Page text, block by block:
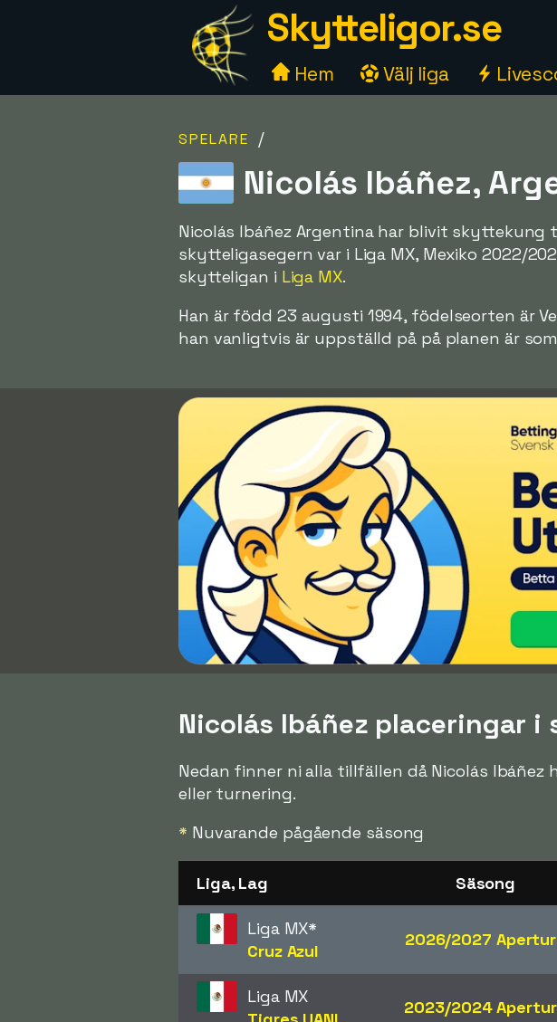
Skytteligor.se
Hem Välj liga
SPELARE /
Nicolás Ibáñez,
Nicolás Ibáñez Argentina har blivit skyttekung
skytteligasegern var i Liga MX, Mexiko 2022/
skytteligan i Liga MX.
Han är född 23 augusti 1994, födelseorten är
han vanligtvis är uppställd på på planen är
Nicolás Ibáñez placeringar
Nedan finner ni alla tillfällen då Nicolás
eller turnering.
* Nuvarande pågående säsong
Liga, Lag Säsong
Liga MX*
Cruz Azul
2026/2027
Liga MX
2023/2024